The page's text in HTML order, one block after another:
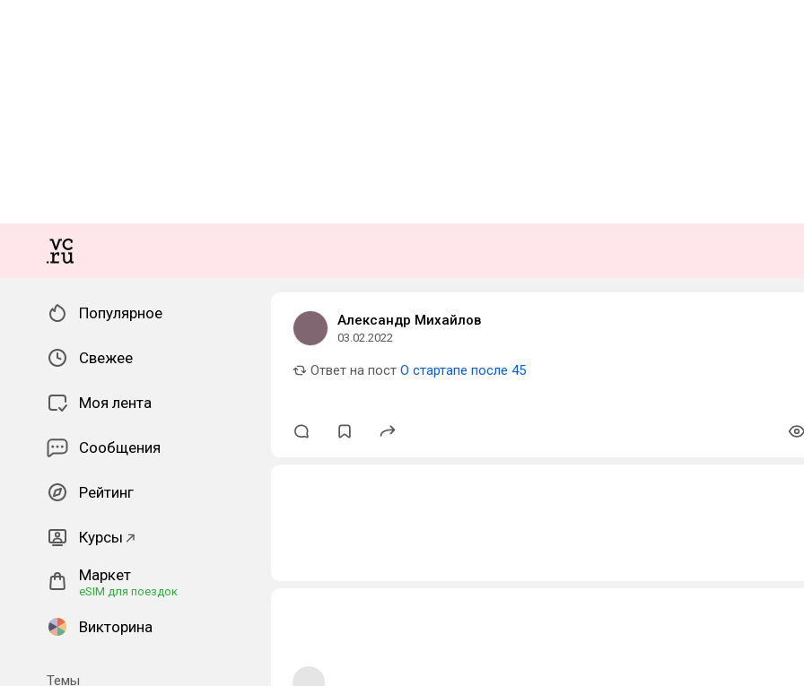
Популярное
Свежее
Моя лента
Сообщения
Рейтинг
Курсы
Маркет
eSIM для поездок
Викторина
Темы
Александр Михайлов
03.02.2022
Ответ на пост О стартапе после 45